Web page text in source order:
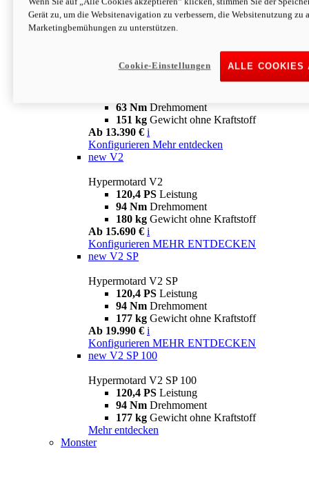
63 NmDrehmoment
151 kgGewicht ohne Kraftstoff
Ab 13.890 € i
63 Nm Drehmoment
151 kg Gewicht ohne Kraftstoff
Ab 13.390 € i
Konfigurieren Mehr entdecken
new V2
Hypermotard V2
120,4 PS Leistung
94 Nm Drehmoment
180 kg Gewicht ohne Kraftstoff
Ab 15.690 € i
Konfigurieren MEHR ENTDECKEN
new V2 SP
Hypermotard V2 SP
120,4 PS Leistung
94 Nm Drehmoment
177 kg Gewicht ohne Kraftstoff
Ab 19.990 € i
Konfigurieren MEHR ENTDECKEN
new V2 SP 100
Hypermotard V2 SP 100
120,4 PS Leistung
94 Nm Drehmoment
177 kg Gewicht ohne Kraftstoff
Mehr entdecken
Monster
Gerät zu, um die Websitenavigation zu verbessern, die Websitenutzung zu
Marketingbemühungen zu unterstützen.
ALLE COOKIES
Cookie-Einstellungen